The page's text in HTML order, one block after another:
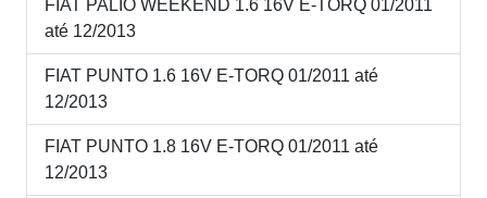
FIAT PALIO WEEKEND 1.6 16V E-TORQ 01/2011
até 12/2013
FIAT PUNTO 1.6 16V E-TORQ 01/2011 até
12/2013
FIAT PUNTO 1.8 16V E-TORQ 01/2011 até
12/2013